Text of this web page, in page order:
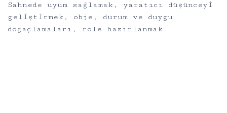
Sahnede uyum sağlamak, yaratıcı düşünceyi
geliştirmek, obje, durum ve duygu
doğaçlamaları, role hazırlanmak